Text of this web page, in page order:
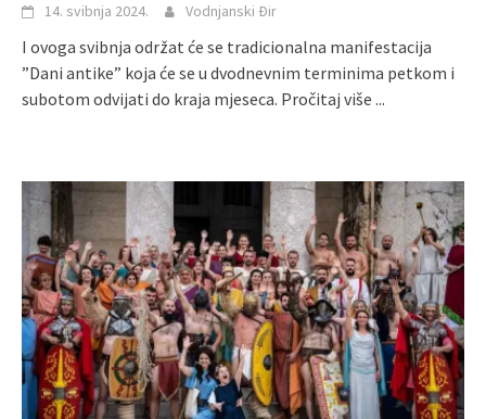
14. svibnja 2024. Vodnjanski Đir
I ovoga svibnja održat će se tradicionalna manifestacija
”Dani antike” koja će se u dvodnevnim terminima petkom i
subotom odvijati do kraja mjeseca. Pročitaj više ...